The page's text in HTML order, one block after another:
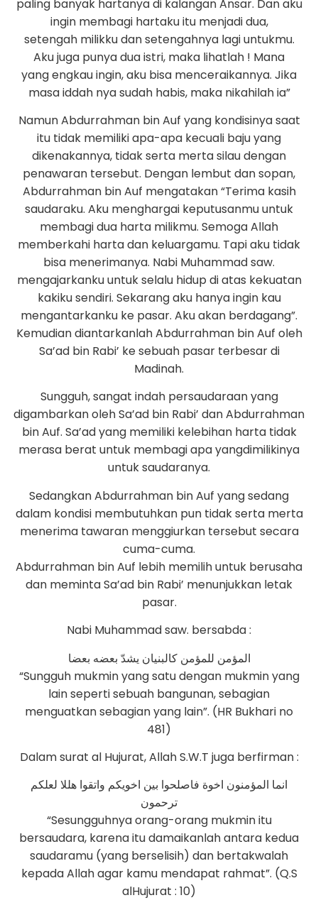
paling banyak hartanya di kalangan Ansar. Dan aku
ingin membagi hartaku itu menjadi dua,
setengah milikku dan setengahnya lagi untukmu.
Aku juga punya dua istri, maka lihatlah ! Mana
yang engkau ingin, aku bisa menceraikannya. Jika
masa iddah nya sudah habis, maka nikahilah ia”
Namun Abdurrahman bin Auf yang kondisinya saat
itu tidak memiliki apa-apa kecuali baju yang
dikenakannya, tidak serta merta silau dengan
penawaran tersebut. Dengan lembut dan sopan,
Abdurrahman bin Auf mengatakan “Terima kasih
saudaraku. Aku menghargai keputusanmu untuk
membagi dua harta milikmu. Semoga Allah
memberkahi harta dan keluargamu. Tapi aku tidak
bisa menerimanya. Nabi Muhammad saw.
mengajarkanku untuk selalu hidup di atas kekuatan
kakiku sendiri. Sekarang aku hanya ingin kau
mengantarkanku ke pasar. Aku akan berdagang”.
Kemudian diantarkanlah Abdurrahman bin Auf oleh
Sa’ad bin Rabi’ ke sebuah pasar terbesar di
Madinah.
Sungguh, sangat indah persaudaraan yang
digambarkan oleh Sa’ad bin Rabi’ dan Abdurrahman
bin Auf. Sa’ad yang memiliki kelebihan harta tidak
merasa berat untuk membagi apa yangdimilikinya
untuk saudaranya.
Sedangkan Abdurrahman bin Auf yang sedang
dalam kondisi membutuhkan pun tidak serta merta
menerima tawaran menggiurkan tersebut secara
cuma-cuma.
Abdurrahman bin Auf lebih memilih untuk berusaha
dan meminta Sa’ad bin Rabi’ menunjukkan letak
pasar.
Nabi Muhammad saw. bersabda :
المؤمن للمؤمن كالبنيان يشدّ بعضه بعضا
“Sungguh mukmin yang satu dengan mukmin yang
lain seperti sebuah bangunan, sebagian
menguatkan sebagian yang lain”. (HR Bukhari no
481)
Dalam surat al Hujurat, Allah S.W.T juga berfirman :
انما المؤمنون اخوة فاصلحوا بين اخويكم واتقوا هللا لعلكم
ترحمون
“Sesungguhnya orang-orang mukmin itu
bersaudara, karena itu damaikanlah antara kedua
saudaramu (yang berselisih) dan bertakwalah
kepada Allah agar kamu mendapat rahmat”. (Q.S
alHujurat : 10)